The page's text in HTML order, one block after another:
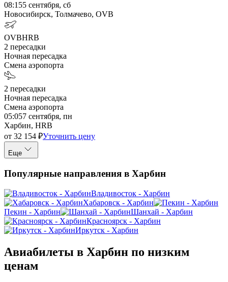
08:155 сентября, сб
Новосибирск, Толмачево, OVB
OVBHRB
2 пересадки
Ночная пересадка
Смена аэропорта
2 пересадки
Ночная пересадка
Смена аэропорта
05:057 сентября, пн
Харбин, HRB
от 32 154 ₽Уточнить цену
Еще
Популярные направления в Харбин
Владивосток - Харбин
Хабаровск - Харбин
Пекин - Харбин
Шанхай - Харбин
Красноярск - Харбин
Иркутск - Харбин
Авиабилеты в Харбин по низким
ценам